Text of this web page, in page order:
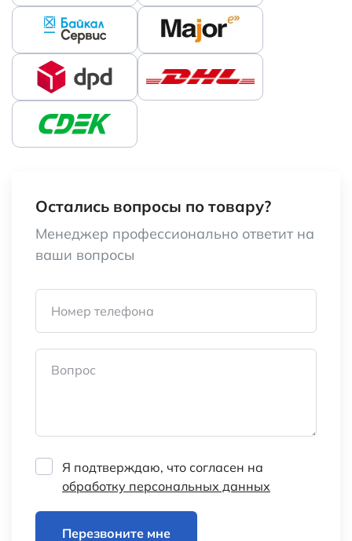
Остались вопросы по товару?
Менеджер профессионально ответит на
ваши вопросы
Номер телефона
Вопрос
Я подтверждаю, что согласен на
обработку персональных данных
Перезвоните мне